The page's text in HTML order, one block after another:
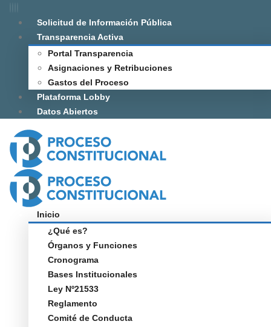
Solicitud de Información Pública
Transparencia Activa
Portal Transparencia
Asignaciones y Retribuciones
Gastos del Proceso
Plataforma Lobby
Datos Abiertos
Inicio
¿Qué es?
Órganos y Funciones
Cronograma
Bases Institucionales
Ley Nº21533
Reglamento
Comité de Conducta